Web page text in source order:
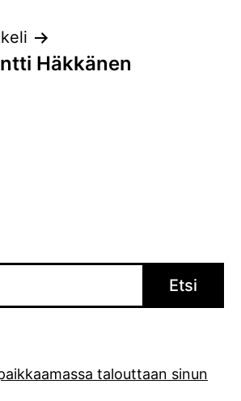
Häkkänen
Etsi
talouttaan sinun